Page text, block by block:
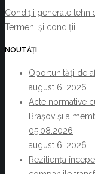
Condiții generale
Termeni și condiții
NOUTĂȚI
Oportunități de
august 6, 2026
Acte normative
Brașov și a
05.08.2026
august 6, 2026
Reziliența